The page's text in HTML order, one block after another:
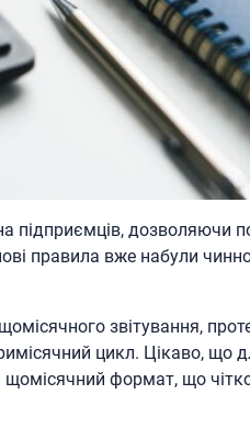
підприємців, дозволяючи
правила вже набули
звітування,
цикл. Цікаво, що
формат, що